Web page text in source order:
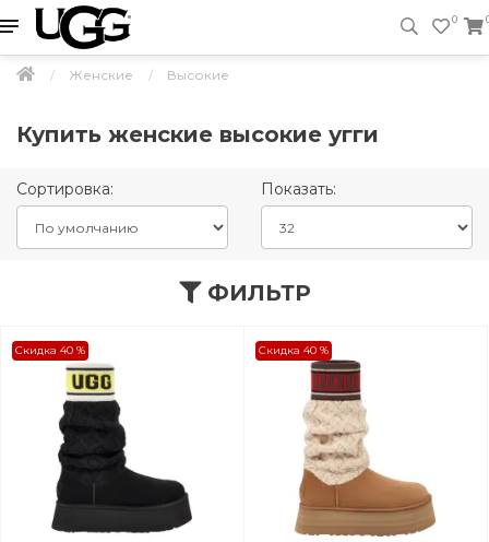
0
Женские Высокие
Купить женские высокие угги
Сортировка: Показать:
ФИЛЬТР
Скидка 40 % Скидка 40 %